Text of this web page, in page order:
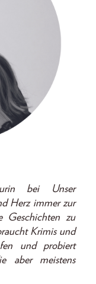
bei Unser
Herz immer zur
Geschichten zu
Krimis und
und probiert
aber meistens